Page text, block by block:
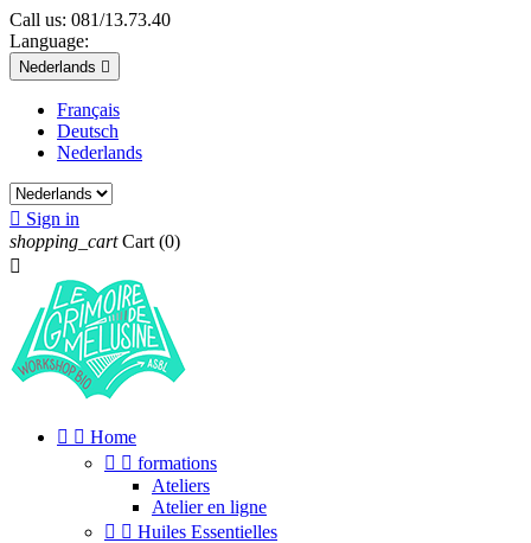
Call us: 081/13.73.40
Language:
Nederlands 
Français
Deutsch
Nederlands
 Sign in
shopping_cart Cart (0)

  Home
  formations
Ateliers
Atelier en ligne
  Huiles Essentielles